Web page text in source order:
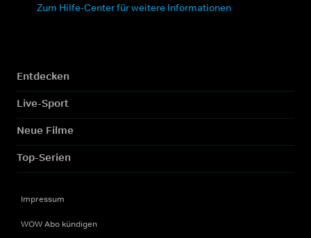
Zum Hilfe-Center für weitere Informationen
Entdecken
Live-Sport
Neue Filme
Top-Serien
Impressum
WOW Abo kündigen